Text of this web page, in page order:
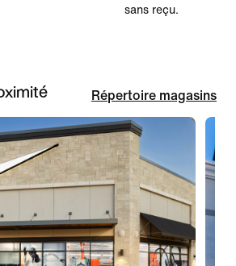
sans reçu.
Répertoire magasins